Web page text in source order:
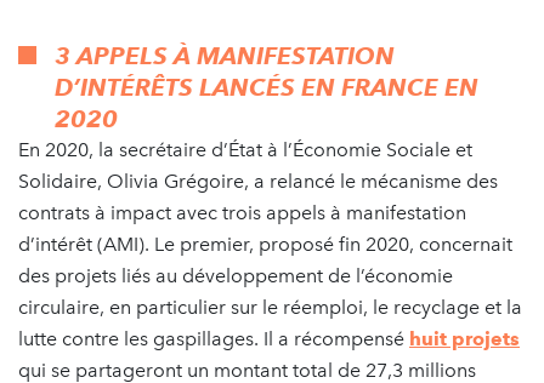
3 APPELS À MANIFESTATION
D’INTÉRÊTS LANCÉS EN FRANCE EN
2020
En 2020, la secrétaire d’État à l’Économie Sociale et
Solidaire, Olivia Grégoire, a relancé le mécanisme des
contrats à impact avec trois appels à manifestation
d’intérêt (AMI). Le premier, proposé fin 2020, concernait
des projets liés au développement de l’économie
circulaire, en particulier sur le réemploi, le recyclage et la
lutte contre les gaspillages. Il a récompensé huit projets
qui se partageront un montant total de 27,3 millions